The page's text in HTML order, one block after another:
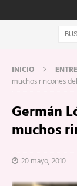
INICIO
muchos rincones
Germán
muchos
20 mayo, 2010